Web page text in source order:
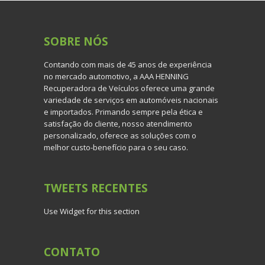
SOBRE NÓS
Contando com mais de 45 anos de experiência
no mercado automotivo, a AAA HENNING
Recuperadora de Veículos oferece uma grande
variedade de serviços em automóveis nacionais
e importados. Primando sempre pela ética e
satisfação do cliente, nosso atendimento
personalizado, oferece as soluções com o
melhor custo-benefício para o seu caso.
TWEETS RECENTES
Use Widget for this section
CONTATO